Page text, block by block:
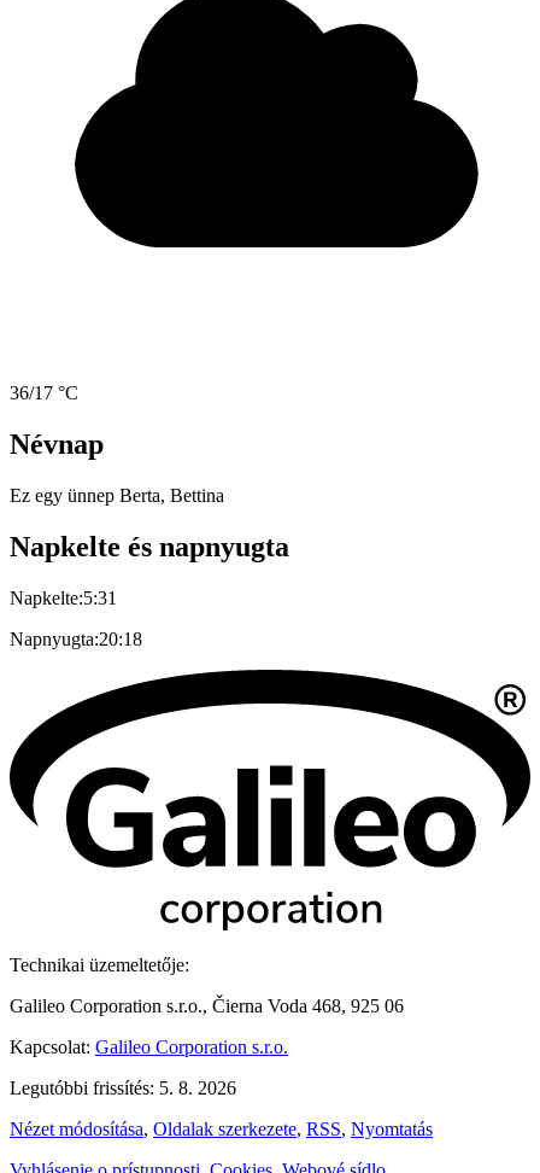
36/17 °C
Névnap
Ez egy ünnep Berta, Bettina
Napkelte és napnyugta
Napkelte:5:31
Napnyugta:20:18
Technikai üzemeltetője:
Galileo Corporation s.r.o., Čierna Voda 468, 925 06
Kapcsolat: Galileo Corporation s.r.o.
Legutóbbi frissítés: 5. 8. 2026
Nézet módosítása, Oldalak szerkezete, RSS, Nyomtatás